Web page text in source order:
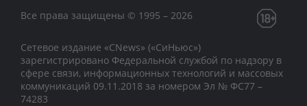
Все права защищены © 1995 – 2026
Сетевое издание «CNews» («СиНьюс»)
зарегистрировано Федеральной службой по надзору в
сфере связи, информационных технологий и массовых
коммуникаций 09.11.2018 за номером Эл № ФС77 –
74283